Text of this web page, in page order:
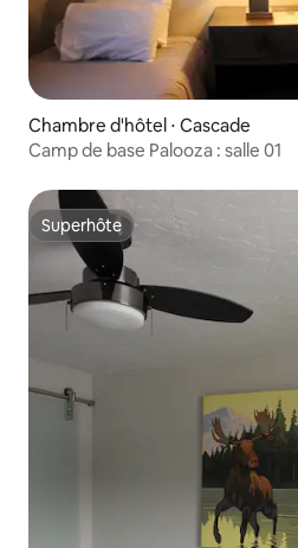
Chambre d'hôtel ⋅ Cascade
Camp de base Palooza : salle 01
Superhôte
Superhôte